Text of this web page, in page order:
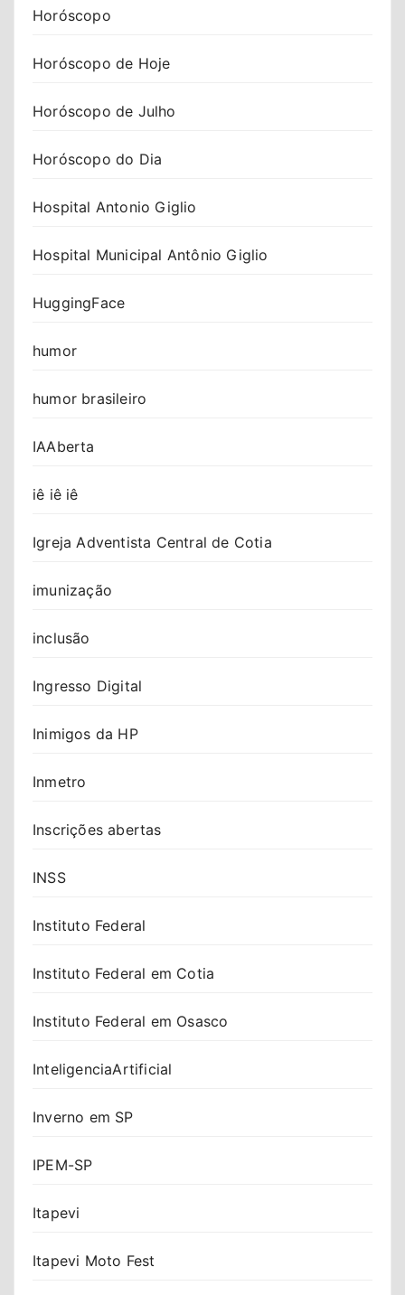
Horóscopo
Horóscopo de Hoje
Horóscopo de Julho
Horóscopo do Dia
Hospital Antonio Giglio
Hospital Municipal Antônio Giglio
HuggingFace
humor
humor brasileiro
IAAberta
iê iê iê
Igreja Adventista Central de Cotia
imunização
inclusão
Ingresso Digital
Inimigos da HP
Inmetro
Inscrições abertas
INSS
Instituto Federal
Instituto Federal em Cotia
Instituto Federal em Osasco
InteligenciaArtificial
Inverno em SP
IPEM-SP
Itapevi
Itapevi Moto Fest